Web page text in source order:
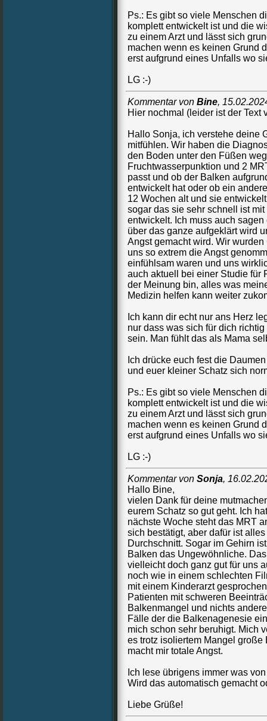
Ps.: Es gibt so viele Menschen
komplett entwickelt ist und die
zu einem Arzt und lässt sich
machen wenn es keinen Grund
erst aufgrund eines Unfalls wo
LG :-)
Kommentar von Bine,
Hier nochmal (leider ist der Text
Hallo Sonja, ich verstehe deine
mitfühlen. Wir haben die
den Boden unter den Füßen
Fruchtwasserpunktion und 2
passt und ob der Balken
entwickelt hat oder ob ein
12 Wochen alt und sie
sogar das sie sehr schnell ist
entwickelt. Ich muss auch
über das ganze aufgeklärt wird
Angst gemacht wird. Wir
uns so extrem die Angst
einfühlsam waren und uns
auch aktuell bei einer Studie für
der Meinung bin, alles was
Medizin helfen kann weiter
Ich kann dir echt nur ans Herz
nur dass was sich für dich
sein. Man fühlt das als Mama
Ich drücke euch fest die
und euer kleiner Schatz sich
Ps.: Es gibt so viele Menschen
komplett entwickelt ist und die
zu einem Arzt und lässt sich
machen wenn es keinen Grund
erst aufgrund eines Unfalls wo
LG :-)
Kommentar von Sonja,
Hallo Bine,
vielen Dank für deine
eurem Schatz so gut geht. Ich
nächste Woche steht das MRT
sich bestätigt, aber dafür ist
Durchschnitt. Sogar im Gehirn
Balken das Ungewöhnliche.
vielleicht doch ganz gut für uns
noch wie in einem schlechten
mit einem Kinderarzt
Patienten mit schweren
Balkenmangel und nichts
Fälle der die Balkenagenesie
mich schon sehr beruhigt. Mich
es trotz isoliertem Mangel
macht mir totale Angst.
Ich lese übrigens immer was
Wird das automatisch gemacht
Liebe Grüße!